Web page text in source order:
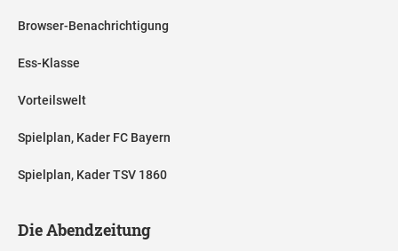
Browser-Benachrichtigung
Ess-Klasse
Vorteilswelt
Spielplan, Kader FC Bayern
Spielplan, Kader TSV 1860
Die Abendzeitung